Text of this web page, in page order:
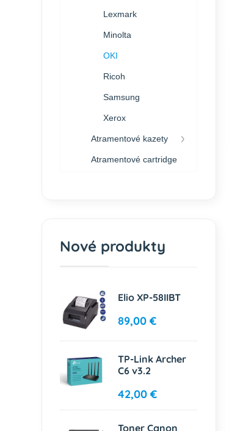
Kompatibilné tonery OKI
Kompatibilný toner
pre OKI B401 / MB441
/ MB451 / MB451w
Black / 44992402
2500 strán
7,50 €
Lexmark
Minolta
OKI
Ricoh
Samsung
Xerox
Atramentové kazety
Atramentové cartridge
Nové produkty
Elio XP-58IIBT
89,00 €
TP-Link Archer
C6 v3.2
42,00 €
Toner Canon